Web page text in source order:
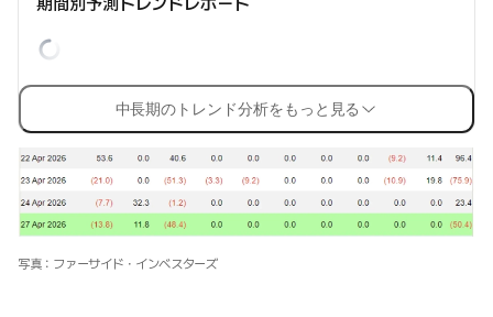
中長期のトレンド分析をもっと見る
写真：ファーサイド・インベスターズ